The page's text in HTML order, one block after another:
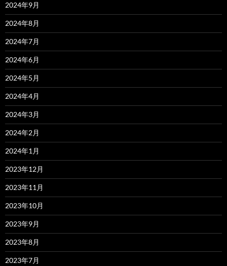
2024年9月
2024年8月
2024年7月
2024年6月
2024年5月
2024年4月
2024年3月
2024年2月
2024年1月
2023年12月
2023年11月
2023年10月
2023年9月
2023年8月
2023年7月